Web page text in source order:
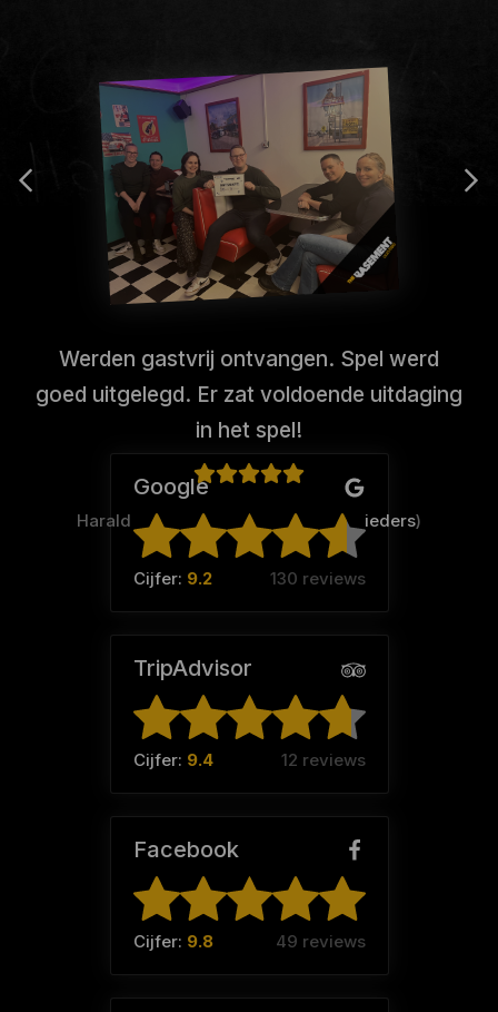
Werden gastvrij ontvangen. Spel werd
goed uitgelegd. Er zat voldoende uitdaging
in het spel!
Harald Ligtendonk (Team:Familie Sieders)
Google
Cijfer: 9.2 130 reviews
TripAdvisor
Cijfer: 9.4 12 reviews
Facebook
Cijfer: 9.8 49 reviews